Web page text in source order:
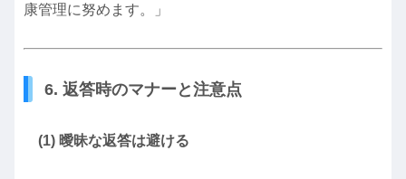
康管理に努めます。」
6. 返答時のマナーと注意点
(1) 曖昧な返答は避ける